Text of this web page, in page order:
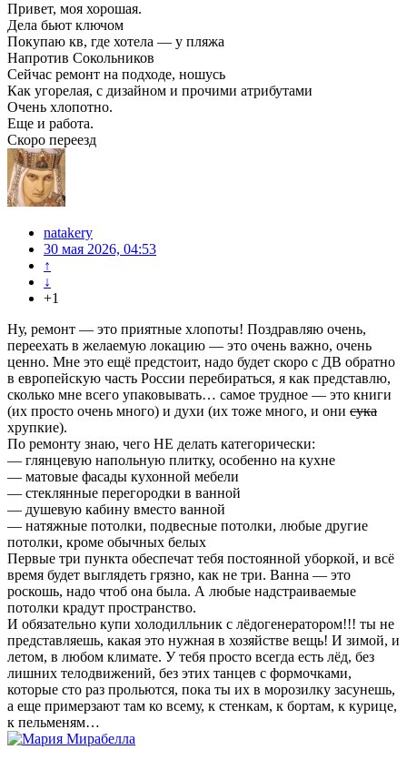
Привет, моя хорошая.
Дела бьют ключом
Покупаю кв, где хотела — у пляжа
Напротив Сокольников
Сейчас ремонт на подходе, ношусь
Как угорелая, с дизайном и прочими атрибутами
Очень хлопотно.
Еще и работа.
Скоро переезд
natakery
30 мая 2026, 04:53
↑
↓
+1
Ну, ремонт — это приятные хлопоты! Поздравляю очень,
переехать в желаемую локацию — это очень важно, очень
ценно. Мне это ещё предстоит, надо будет скоро с ДВ обратно
в европейскую часть России перебираться, я как представлю,
сколько мне всего упаковывать… самое трудное — это книги
(их просто очень много) и духи (их тоже много, и они сука
хрупкие).
По ремонту знаю, чего НЕ делать категорически:
— глянцевую напольную плитку, особенно на кухне
— матовые фасады кухонной мебели
— стеклянные перегородки в ванной
— душевую кабину вместо ванной
— натяжные потолки, подвесные потолки, любые другие
потолки, кроме обычных белых
Первые три пункта обеспечат тебя постоянной уборкой, и всё
время будет выглядеть грязно, как не три. Ванна — это
роскошь, надо чтоб она была. А любые надстраиваемые
потолки крадут пространство.
И обязательно купи холодилльник с лёдогенератором!!! ты не
представляешь, какая это нужная в хозяйстве вещь! И зимой, и
летом, в любом климате. У тебя просто всегда есть лёд, без
лишних телодвижений, без этих танцев с формочками,
которые сто раз прольются, пока ты их в морозилку засунешь,
а еще примерзают там ко всему, к стенкам, к бортам, к курице,
к пельменям…